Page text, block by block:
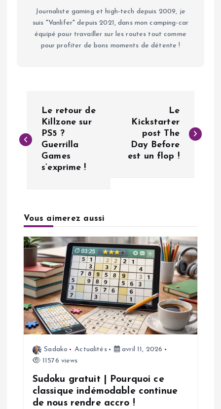
Journaliste gaming et high-tech depuis 2009, je
suis "Vanlifer" depuis 2021, dans mon camping-car
équipé pour travailler sur les routes tout comme
pour profiter de bons moments de détente !
v
a
t
o
n
Le retour de
Killzone sur
PS5 ?
Guerrilla
Games
s’exprime !
Le
Kickstarter
post The
Day Before
est un flop !
Vous aimerez aussi
Sadako Actualités
avril 11, 2026
11576 views
Sudoku gratuit | Pourquoi ce
classique indémodable continue
de nous rendre accro !